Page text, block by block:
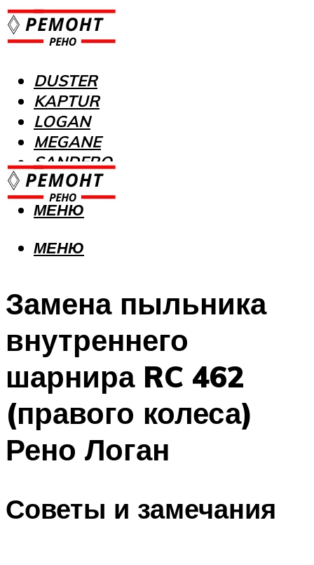
DUSTER
KAPTUR
LOGAN
MEGANE
SANDERO
МЕНЮ
МЕНЮ
Замена пыльника
внутреннего
шарнира RC 462
(правого колеса)
Рено Логан
Советы и замечания